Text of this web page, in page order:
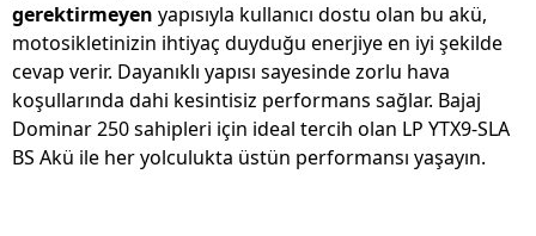
gerektirmeyen yapısıyla kullanıcı dostu olan bu akü,
motosikletinizin ihtiyaç duyduğu enerjiye en iyi şekilde
cevap verir. Dayanıklı yapısı sayesinde zorlu hava
koşullarında dahi kesintisiz performans sağlar. Bajaj
Dominar 250 sahipleri için ideal tercih olan LP YTX9-SLA
BS Akü ile her yolculukta üstün performansı yaşayın.